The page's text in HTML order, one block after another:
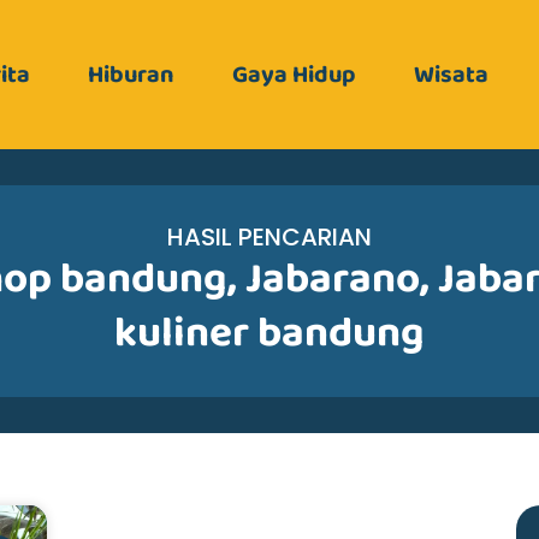
Hiburan Gaya Hidup Wisata
HASIL PENCARIAN
bandung,Jabarano,
kuliner bandung